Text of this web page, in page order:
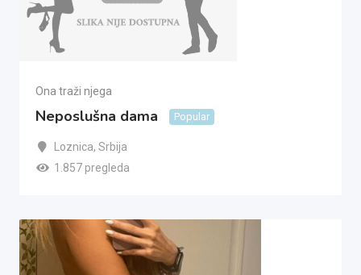
Ona traži njega
Neposlušna dama Popular
Loznica, Srbija
1.857 pregleda